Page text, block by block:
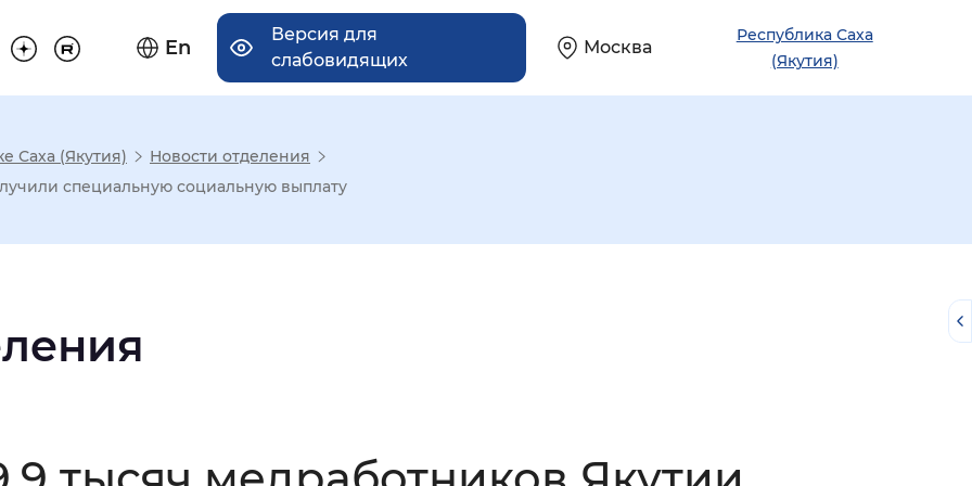
En
Версия для
слабовидящих
Москва
Республика Саха
(Якутия)
отображения
Саха (Якутия)
Новости отделения
специальную социальную выплату